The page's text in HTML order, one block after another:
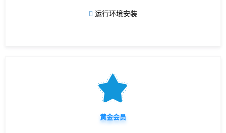
运行环境安装
黄金会员